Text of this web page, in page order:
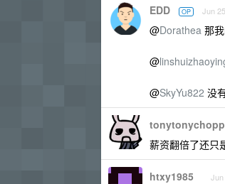
EDD OP Jun
@Dorathea 那
@
@SkyYu822 没
薪资翻倍了还只
htxy1985